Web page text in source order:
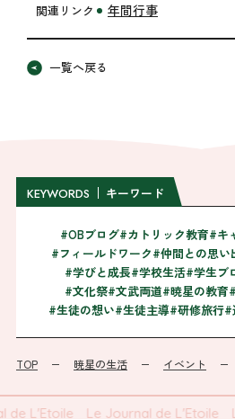
関連リンク 年間行事
一覧へ戻る
KEYWORDS キーワード
#OBブログ#カトリック教育#キ
#フィールドワーク#仲間との思い
#学びと成長#学校生活#学生ブ
#文化祭#文武両道#暁星の教育
#生徒の想い#生徒主導#研修旅行#
TOP 暁星の生活 イベント
de L'Etoile Le Journal de L'Etoile